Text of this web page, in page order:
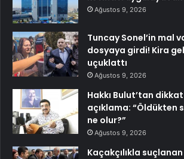
Ağustos 9, 2026
Tuncay Sonel’in mal
dosyaya girdi! Kira
uçuklattı
Ağustos 9, 2026
Hakkı Bulut’tan
açıklama: “Öldükten
ne olur?”
Ağustos 9, 2026
Kaçakçılıkla